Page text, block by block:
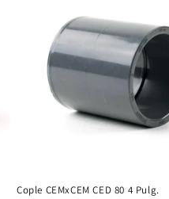
Cople CEMxCEM CED 80 4 Pulg.